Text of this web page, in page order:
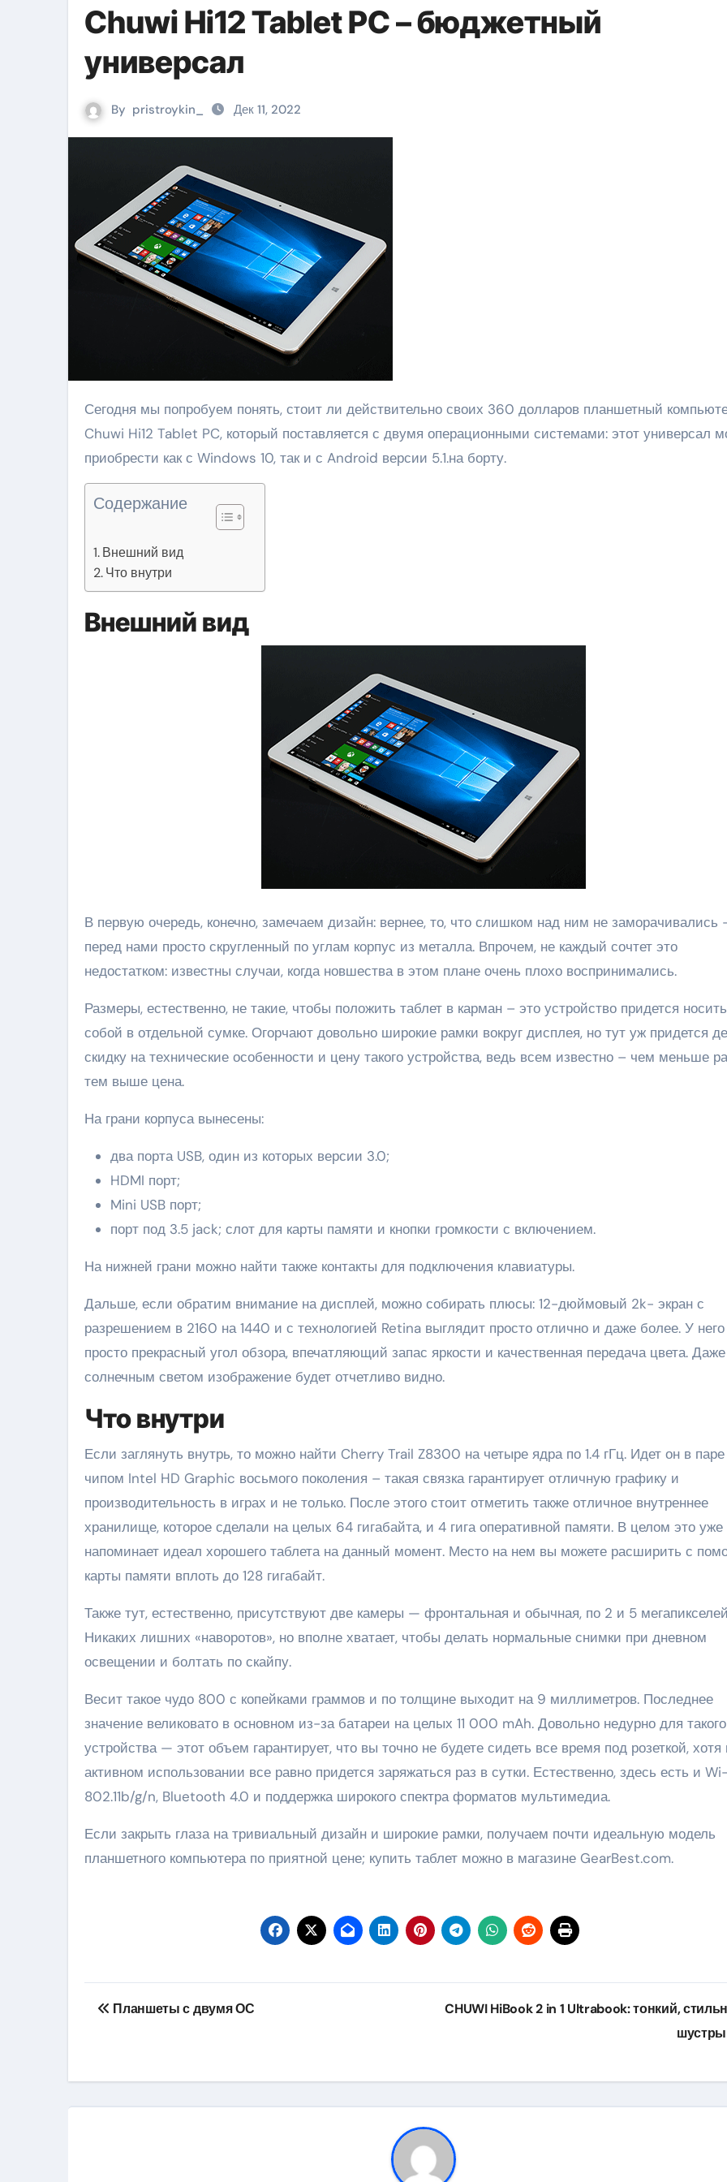
Chuwi Hi12 Tablet PC – бюджетный
универсал
By pristroykin_ Дек 11, 2022
Сегодня мы попробуем понять, стоит ли действительно своих 360 долларов планшетный компьютер
Chuwi Hi12 Tablet PC, который поставляется с двумя операционными системами: этот универсал
приобрести как с Windows 10, так и с Android версии 5.1.на борту.
Содержание
Внешний вид
Что внутри
Внешний вид
В первую очередь, конечно, замечаем дизайн: вернее, то, что слишком над ним не заморачивались
перед нами просто скругленный по углам корпус из металла. Впрочем, не каждый сочтет это
недостатком: известны случаи, когда новшества в этом плане очень плохо воспринимались.
Размеры, естественно, не такие, чтобы положить таблет в карман – это устройство придется
собой в отдельной сумке. Огорчают довольно широкие рамки вокруг дисплея, но тут уж придется
скидку на технические особенности и цену такого устройства, ведь всем известно – чем меньше
тем выше цена.
На грани корпуса вынесены:
два порта USB, один из которых версии 3.0;
HDMI порт;
Mini USB порт;
порт под 3.5 jack; слот для карты памяти и кнопки громкости с включением.
На нижней грани можно найти также контакты для подключения клавиатуры.
Дальше, если обратим внимание на дисплей, можно собирать плюсы: 12-дюймовый 2k- экран с
разрешением в 2160 на 1440 и с технологией Retina выглядит просто отлично и даже более. У него
просто прекрасный угол обзора, впечатляющий запас яркости и качественная передача цвета.
солнечным светом изображение будет отчетливо видно.
Что внутри
Если заглянуть внутрь, то можно найти Cherry Trail Z8300 на четыре ядра по 1.4 гГц. Идет он в паре
чипом Intel HD Graphic восьмого поколения – такая связка гарантирует отличную графику и
производительность в играх и не только. После этого стоит отметить также отличное внутреннее
хранилище, которое сделали на целых 64 гигабайта, и 4 гига оперативной памяти. В целом это уже
напоминает идеал хорошего таблета на данный момент. Место на нем вы можете расширить с
карты памяти вплоть до 128 гигабайт.
Также тут, естественно, присутствуют две камеры — фронтальная и обычная, по 2 и 5
Никаких лишних «наворотов», но вполне хватает, чтобы делать нормальные снимки при дневном
освещении и болтать по скайпу.
Весит такое чудо 800 с копейками граммов и по толщине выходит на 9 миллиметров. Последнее
значение великовато в основном из-за батареи на целых 11 000 mAh. Довольно недурно для такого
устройства — этот объем гарантирует, что вы точно не будете сидеть все время под розеткой, хотя
активном использовании все равно придется заряжаться раз в сутки. Естественно, здесь есть и
802.11b/g/n, Bluetooth 4.0 и поддержка широкого спектра форматов мультимедиа.
Если закрыть глаза на тривиальный дизайн и широкие рамки, получаем почти идеальную модель
планшетного компьютера по приятной цене; купить таблет можно в магазине GearBest.com.
Навигация
Планшеты с двумя ОС
CHUWI HiBook 2 in 1 Ultrabook: тонкий,